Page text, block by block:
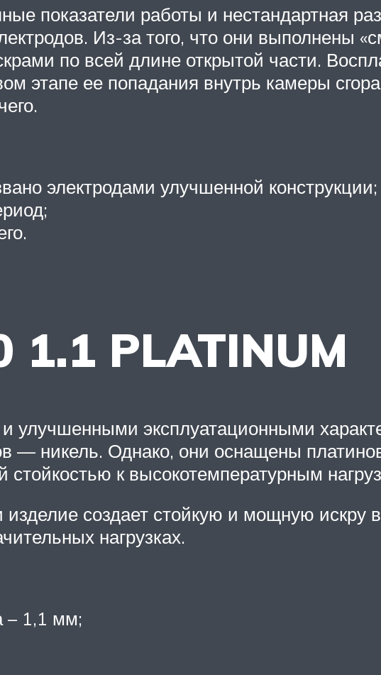
показатели работы и нестандартная
Из-за того, что они выполнены
по всей длине открытой части.
этапе ее попадания внутрь камеры
электродами улучшенной конструкции;
1.1 PLATINUM
улучшенными эксплуатационными
— никель. Однако, они оснащены
к высокотемпературным
изделие создает стойкую и мощную
нагрузках.
– 1,1 мм;